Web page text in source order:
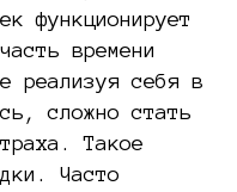
функционирует
времени
реализуя себя в
сложно стать
Такое
Часто